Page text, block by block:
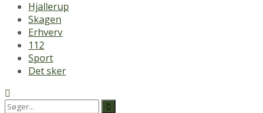
Hjallerup
Skagen
Erhverv
112
Sport
Det sker